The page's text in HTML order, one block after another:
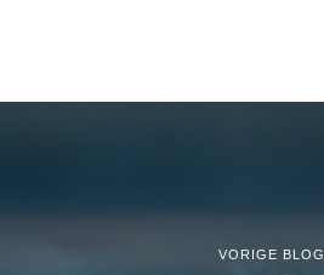
VORIGE BLOG